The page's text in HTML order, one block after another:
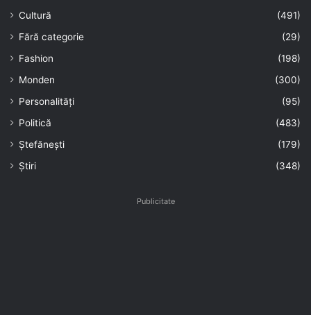
Cultură
(491)
Fără categorie
(29)
Fashion
(198)
Monden
(300)
Personalități
(95)
Politică
(483)
Ștefănești
(179)
Știri
(348)
Publicitate